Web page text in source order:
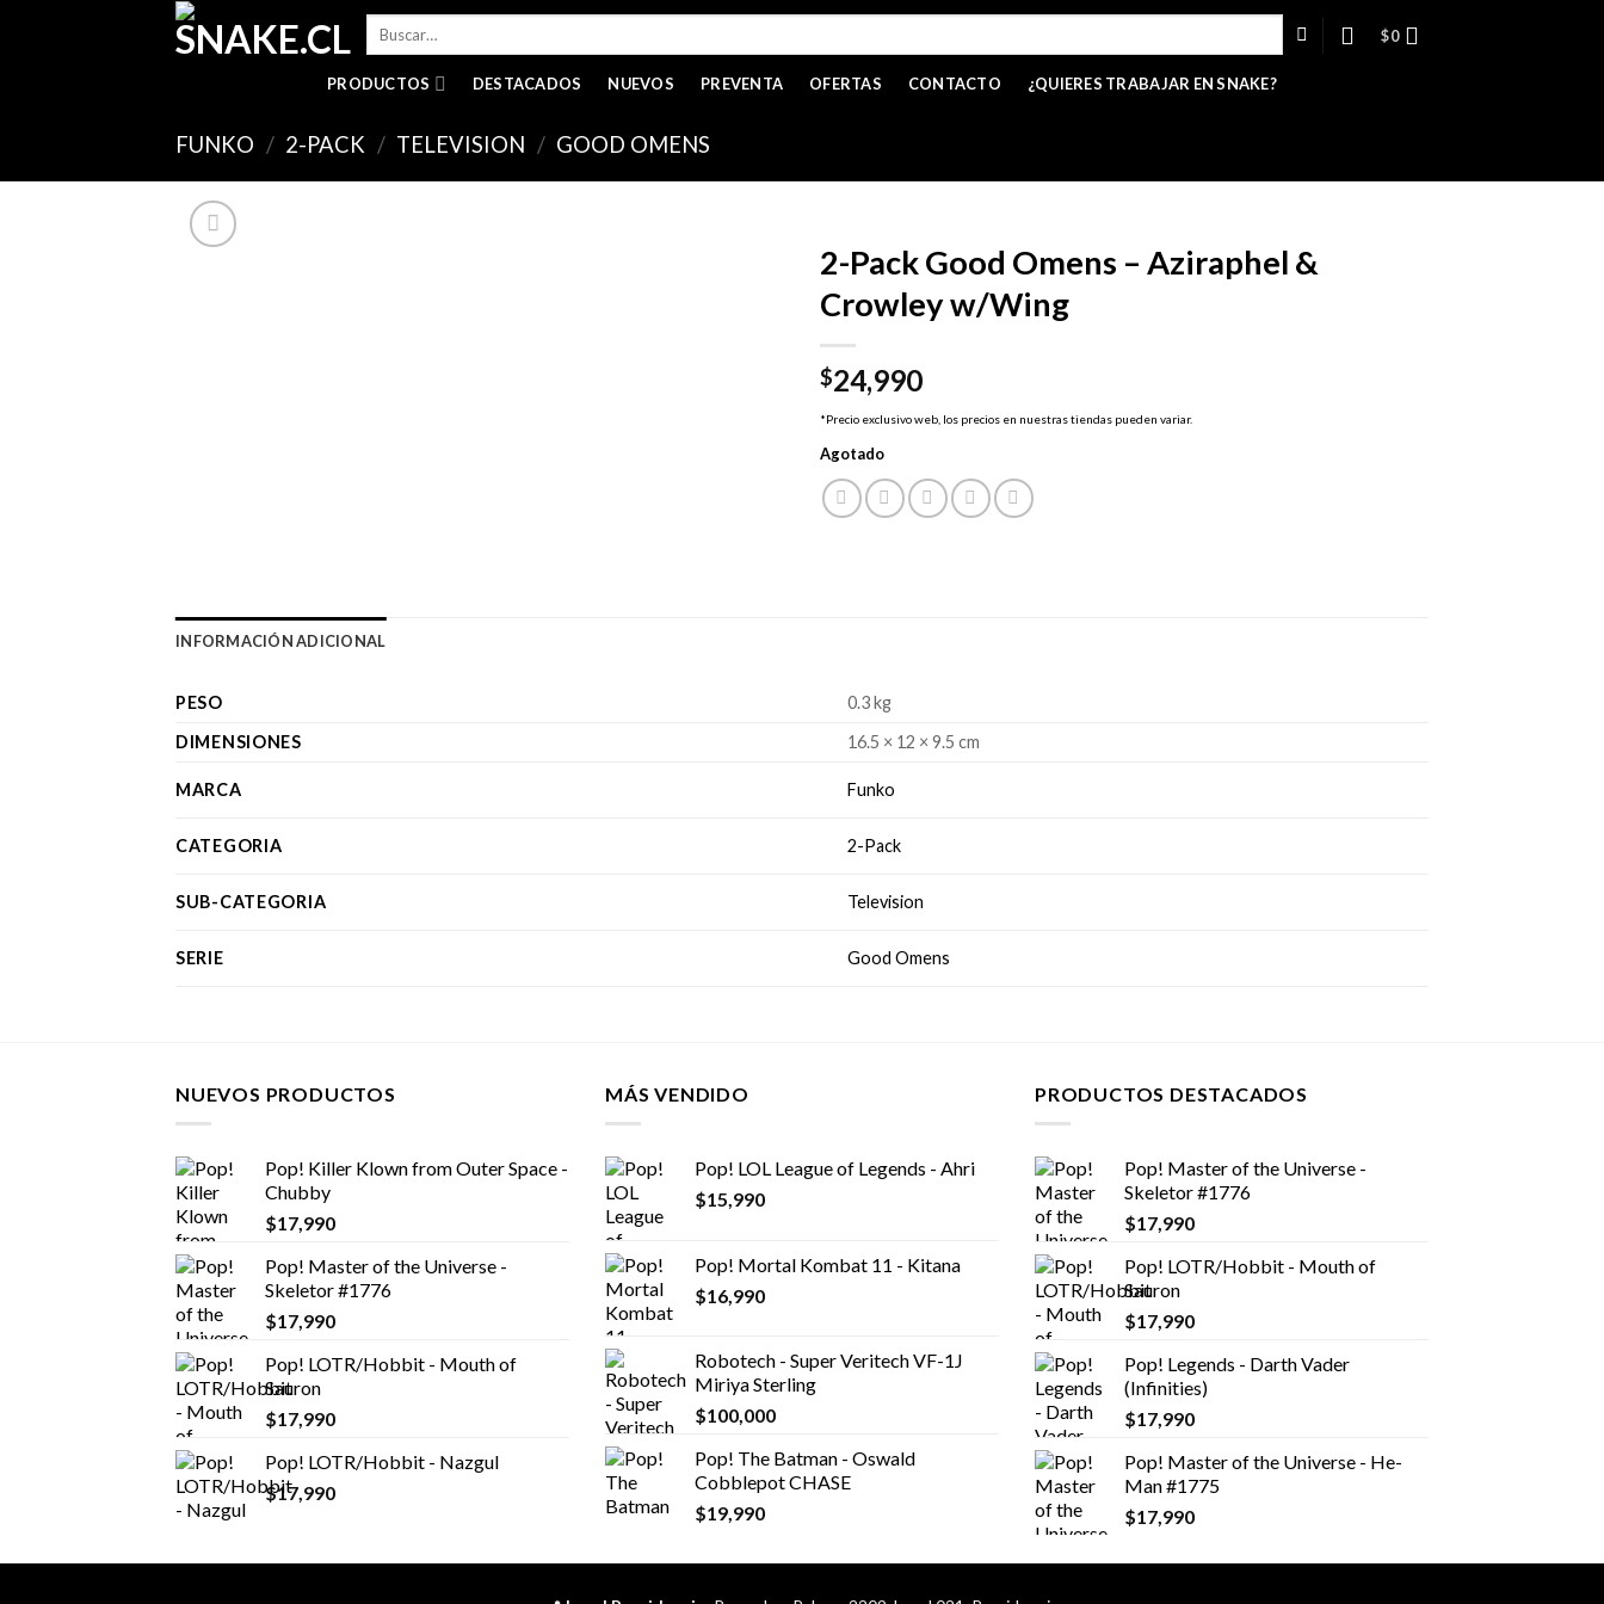
Buscar
$0
PRODUCTOS DESTACADOS NUEVOS PREVENTA OFERTAS CONTACTO ¿QUIERES TRABAJAR EN SNAKE?
FUNKO / 2-PACK / TELEVISION / GOOD OMENS
2-Pack Good Omens – Aziraphel &
Crowley w/Wing
$24,990
*Precio exclusivo web, los precios en nuestras tiendas pueden variar.
Agotado
INFORMACIÓN ADICIONAL
PESO
0.3 kg
DIMENSIONES
16.5 × 12 × 9.5 cm
MARCA Funko
CATEGORIA 2-Pack
SUB-CATEGORIA Television
SERIE Good Omens
NUEVOS PRODUCTOS
Pop! Killer Klown from Outer Space -
Chubby
$17,990
Pop! Master of the Universe -
Skeletor #1776
$17,990
Pop! LOTR/Hobbit - Mouth of
Sauron
$17,990
Pop! LOTR/Hobbit - Nazgul
$17,990
MÁS VENDIDO
Pop! LOL League of Legends - Ahri
$15,990
Pop! Mortal Kombat 11 - Kitana
$16,990
Robotech - Super Veritech VF-1J
Miriya Sterling
$100,000
Pop! The Batman - Oswald
Cobblepot CHASE
$19,990
PRODUCTOS DESTACADOS
Pop! Master of the Universe -
Skeletor #1776
$17,990
Pop! LOTR/Hobbit - Mouth of
Sauron
$17,990
Pop! Legends - Darth Vader
(Infinities)
$17,990
Pop! Master of the Universe - He-
Man #1775
$17,990